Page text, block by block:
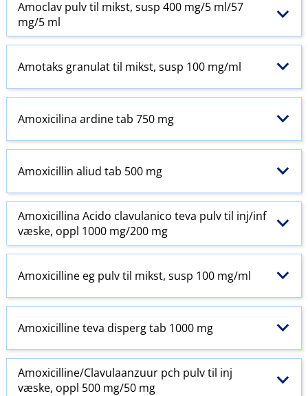
Amoclav pulv til mikst, susp 400 mg/5 ml/57
mg/5 ml
Amotaks granulat til mikst, susp 100 mg/ml
Amoxicilina ardine tab 750 mg
Amoxicillin aliud tab 500 mg
Amoxicillina Acido clavulanico teva pulv til inj​/​inf
væske, oppl 1000 mg/200 mg
Amoxicilline eg pulv til mikst, susp 100 mg/ml
Amoxicilline teva disperg tab 1000 mg
Amoxicilline​/​Clavulaanzuur pch pulv til inj
væske, oppl 500 mg/50 mg